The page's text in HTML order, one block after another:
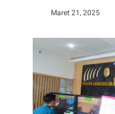
Maret 21, 2025